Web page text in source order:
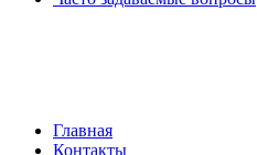
Главная
Контакты